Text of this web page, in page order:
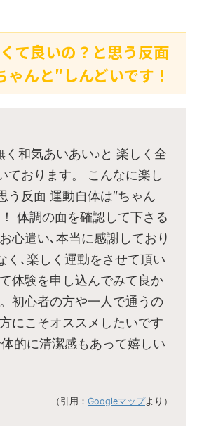
て良いの？と思う反面
んと″しんどいです！
く和気あいあい♪と 楽しく全
ております。 こんなに楽し
う反面 運動自体は″ちゃん
体調の面を確認して下さる
心遣い､本当に感謝しており
く､楽しく運動をさせて頂い
体験を申し込んでみて良か
初心者の方や一人で通うの
にこそオススメしたいです
的に清潔感もあって嬉しい
（引用： Googleマップより）